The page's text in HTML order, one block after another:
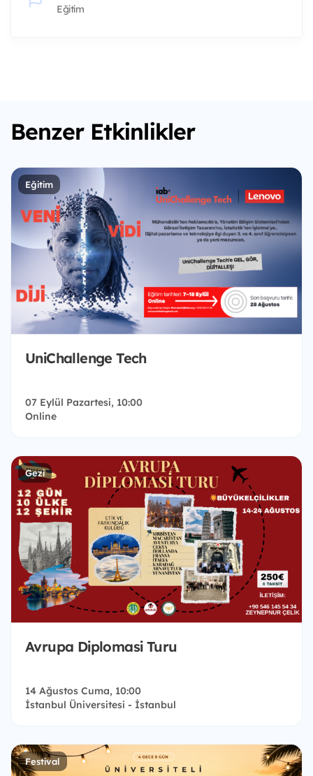
Eğitim
Benzer Etkinlikler
Eğitim
UniChallenge Tech
07 Eylül Pazartesi, 10:00
Online
Gezi
Avrupa Diplomasi Turu
14 Ağustos Cuma, 10:00
İstanbul Üniversitesi - İstanbul
Festival